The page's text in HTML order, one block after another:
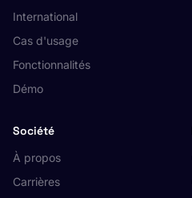
International
Cas d'usage
Fonctionnalités
Démo
Société
À propos
Carrières